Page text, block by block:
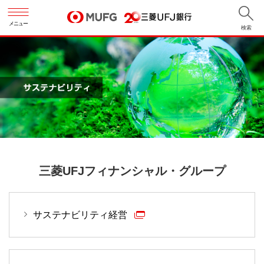
メニュー
検索
三菱UFJフィナンシャル・グループ
サステナビリティ経営